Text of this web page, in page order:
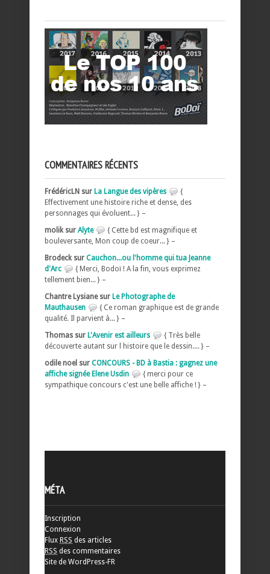
COMMENTAIRES RÉCENTS
FrédéricLN sur La Langue des vipères
{
Effectivement une histoire riche et dense, des
personnages qui évoluent... } –
molik sur Alyte
{ Cette bd est magnifique et
bouleversante, Mon coup de coeur... } –
Brodeck sur Cauchon...ou l'homme qui tua Jeanne
d'Arc
{ Merci, Bodoï ! A la fin, vous exprimez
tellement bien... } –
Chantre Lysiane sur Le Photographe de
Mauthausen
{ Ce roman graphique est de grande
qualité. Il parvient à... } –
Thomas sur L'Avenir est ailleurs
{ Très belle
découverte autant sur l histoire que le dessin.... } –
odile noel sur CONCOURS - BD à Bastia : gagnez une
affiche signée Elene Usdin
{ merci pour ce
sympathique concours c'est une belle affiche ! } –
MÉTA
Inscription
Connexion
Flux RSS des articles
RSS des commentaires
Site de WordPress-FR